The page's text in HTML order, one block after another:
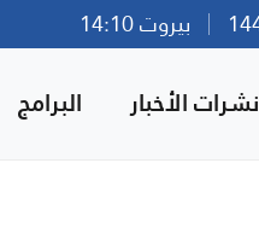
بيروت 14:10
نشرات الأخبار البرامج